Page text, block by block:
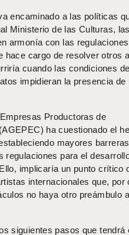
encaminado a las políticas
Ministerio de las Culturas,
armonía con las
hace cargo de resolver otros
cuando las condiciones
impidieran la presencia de
Productoras de
ha cuestionado el
mayores
regulaciones para el
implicaría un punto crítico
internacionales que, por
no haya otro preámbulo
siguientes pasos que tendrá